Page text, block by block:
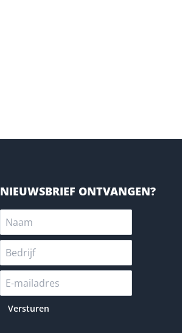
NIEUWSBRIEF ONTVANGEN?
Versturen